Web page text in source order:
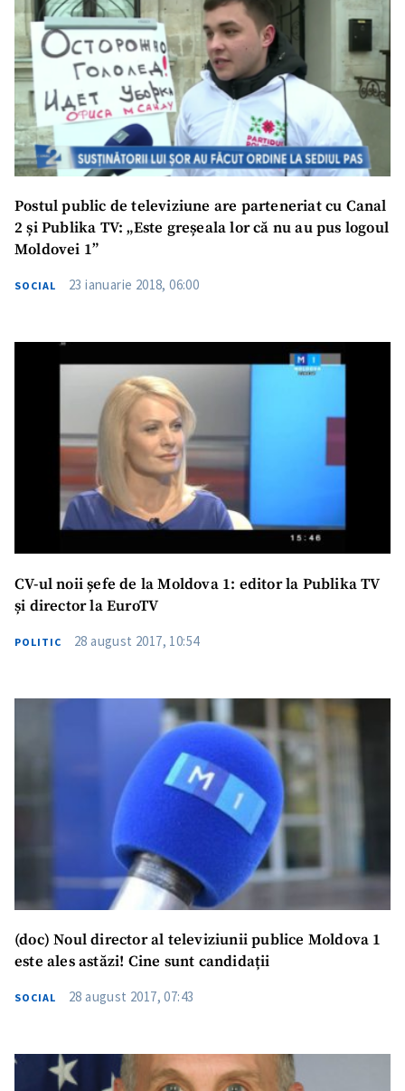
Trimite o informație
Despre ZdG
in English
на русском
Postul public de televiziune are parteneriat cu Canal
2 și Publika TV: „Este greșeala lor că nu au pus logoul
Moldovei 1”
SOCIAL 23 ianuarie 2018, 06:00
CV-ul noii șefe de la Moldova 1: editor la Publika TV
și director la EuroTV
POLITIC 28 august 2017, 10:54
(doc) Noul director al televiziunii publice Moldova 1
este ales astăzi! Cine sunt candidații
SOCIAL 28 august 2017, 07:43